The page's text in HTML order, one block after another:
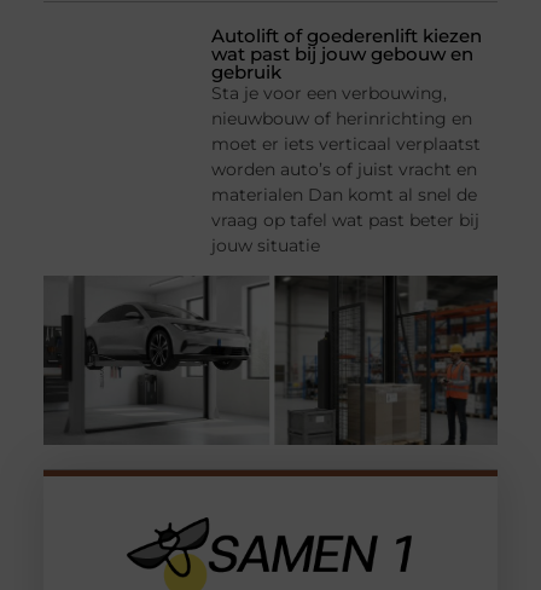
Autolift of goederenlift kiezen
wat past bij jouw gebouw en
gebruik
Sta je voor een verbouwing,
nieuwbouw of herinrichting en
moet er iets verticaal verplaatst
worden auto’s of juist vracht en
materialen Dan komt al snel de
vraag op tafel wat past beter bij
jouw situatie